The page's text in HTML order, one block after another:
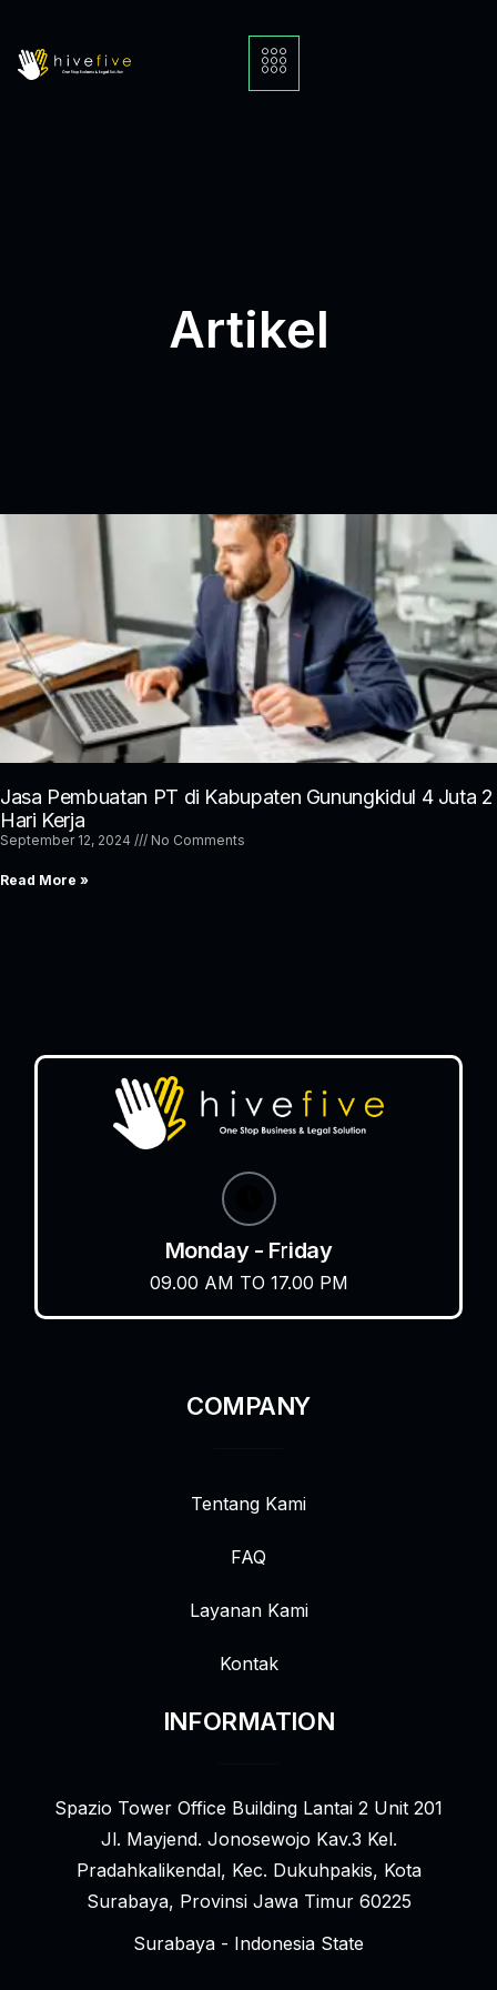
Artikel
Jasa Pembuatan PT di Kabupaten Gunungkidul 4 Juta 2
Hari Kerja
September 12, 2024 No Comments
Read More »
Monday - Friday
09.00 AM TO 17.00 PM
COMPANY
Tentang Kami
FAQ
Layanan Kami
Kontak
INFORMATION
Spazio Tower Office Building Lantai 2 Unit 201
Jl. Mayjend. Jonosewojo Kav.3 Kel.
Pradahkalikendal, Kec. Dukuhpakis, Kota
Surabaya, Provinsi Jawa Timur 60225
Surabaya - Indonesia State